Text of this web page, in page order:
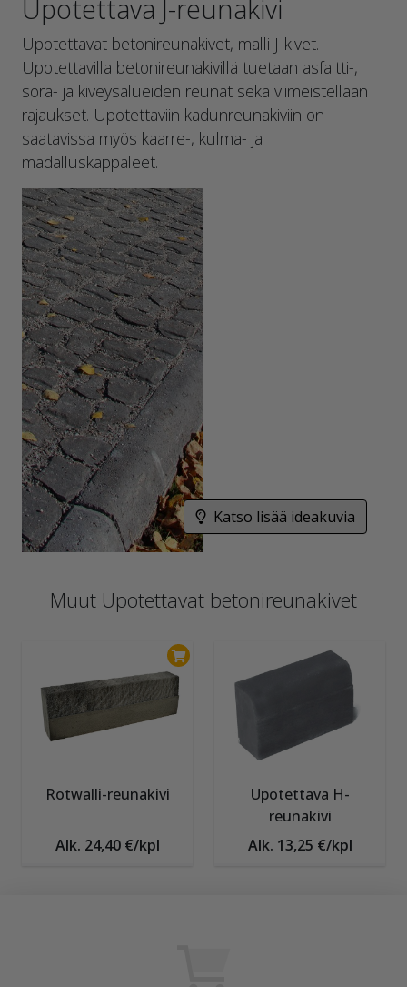
Upotettava J-reunakivi
Upotettavat betonireunakivet, malli J-kivet.
Upotettavilla betonireunakivillä tuetaan asfaltti-,
sora- ja kiveysalueiden reunat sekä viimeistellään
rajaukset. Upotettaviin kadunreunakiviin on
saatavissa myös kaarre-, kulma- ja
madalluskappaleet.
Katso lisää ideakuvia
Muut Upotettavat betonireunakivet
Rotwalli-reunakivi
Alk. 24,40 €/kpl
Upotettava H-
reunakivi
Alk. 13,25 €/kpl